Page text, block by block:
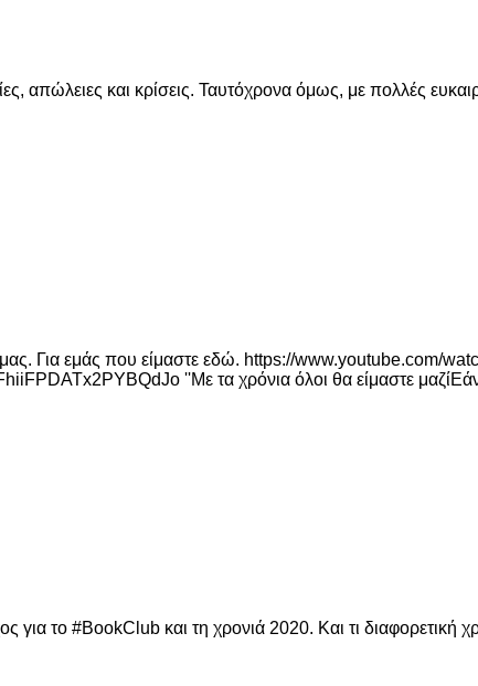
και κρίσεις. Ταυτόχρονα όμως, με πολλές
μας. Για εμάς που είμαστε εδώ. https://
''Με τα χρόνια όλοι θα είμαστε
για το #BookClub και τη χρονιά 2020. Και τι διαφορετική